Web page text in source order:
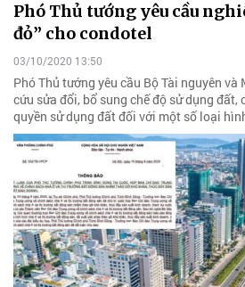
Phó Thủ tướng yêu cầu
đỏ” cho condotel
03/10/2020 13:50
Phó Thủ tướng yêu cầu Bộ Tài nguyên
cứu sửa đổi, bổ sung chế độ sử dụng đất,
quyền sử dụng đất đối với một số loại